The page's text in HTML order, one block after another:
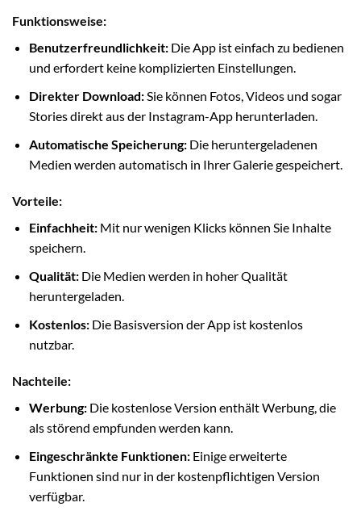
Funktionsweise:
Benutzerfreundlichkeit:Die App ist einfach zu bedienen
und erfordert keine komplizierten Einstellungen.
Direkter Download:Sie können Fotos, Videos und sogar
Stories direkt aus der Instagram-App herunterladen.
Automatische Speicherung:Die heruntergeladenen
Medien werden automatisch in Ihrer Galerie gespeichert.
Vorteile:
Einfachheit:Mit nur wenigen Klicks können Sie Inhalte
speichern.
Qualität:Die Medien werden in hoher Qualität
heruntergeladen.
Kostenlos:Die Basisversion der App ist kostenlos
nutzbar.
Nachteile:
Werbung:Die kostenlose Version enthält Werbung, die
als störend empfunden werden kann.
Eingeschränkte Funktionen:Einige erweiterte
Funktionen sind nur in der kostenpflichtigen Version
verfügbar.